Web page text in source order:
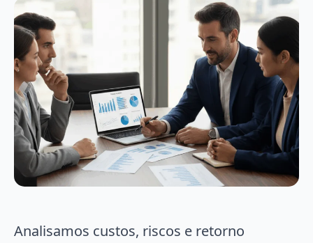
Analisamos custos, riscos e retorno